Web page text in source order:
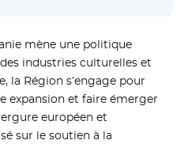
mène une politique
industries culturelles et
la Région s’engage pour
expansion et faire émerger
européen et
sur le soutien à la